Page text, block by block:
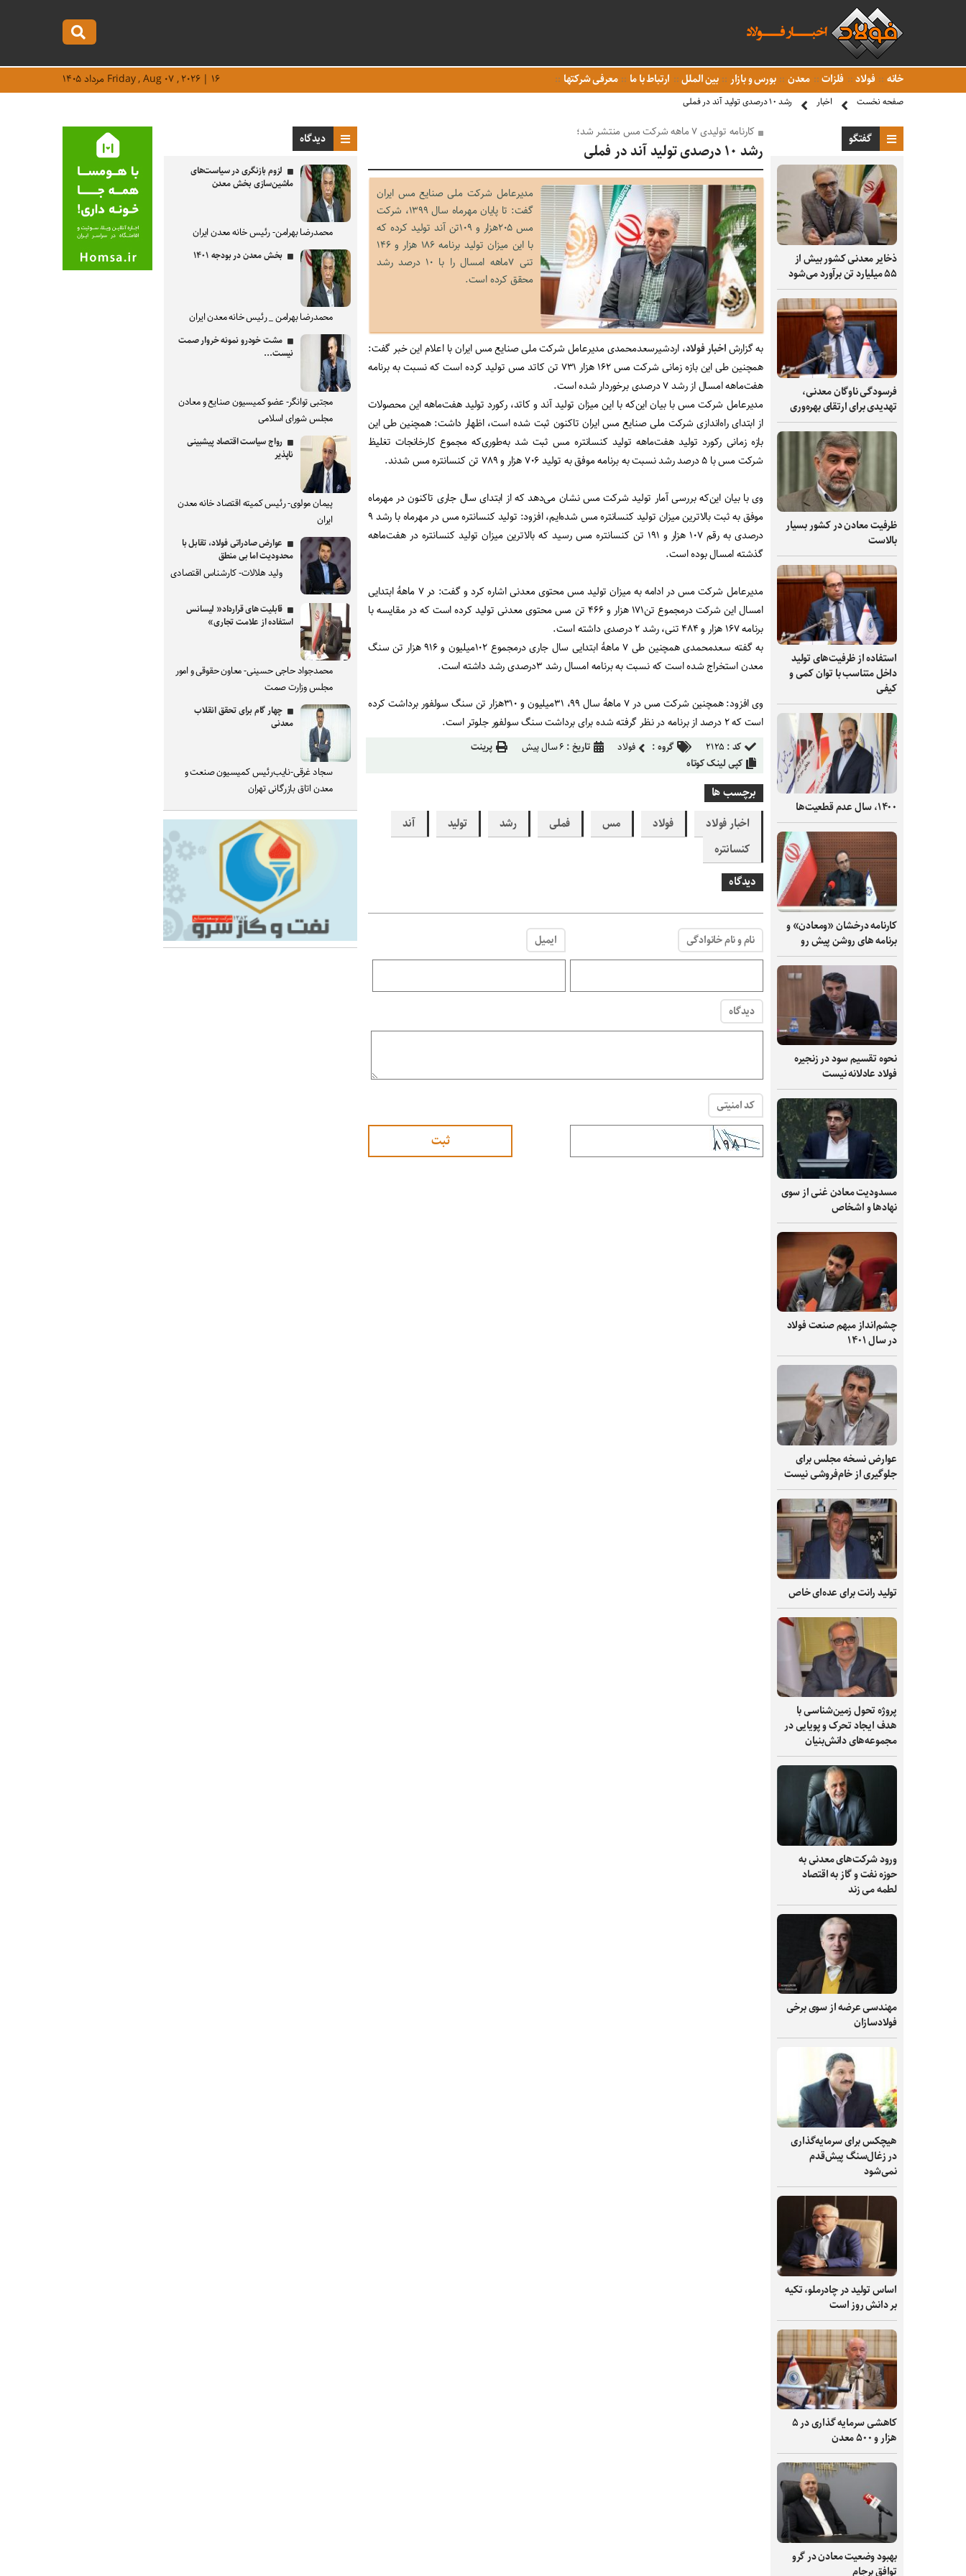
خانه فولاد فلزات معدن بورس و بازار بین الملل ارتباط با ما معرفی شرکتها Friday , Aug ۰۷ , ۲۰۲۶ | ۱۶ مرداد ۱۴۰۵
صفحه نخست اخبار رشد ۱۰ درصدی تولید آند در فملی
گفتگو
ذخایر معدنی کشور بیش از
۵۵ میلیارد تن برآورد می‌شود
فرسودگی ناوگان معدنی،
تهدیدی برای ارتقای بهره‌وری
ظرفیت‌ معادن در کشور بسیار
بالاست
استفاده از ظرفیت‌های تولید
داخل متناسب با توان کمی و
کیفی
۱۴۰۰، سال عدم قطعیت‌ها
کارنامه درخشان «ومعادن» و
برنامه های روشن پیش رو
نحوه تقسیم سود در زنجیره
فولاد عادلانه نیست
مسدودیت معادن غنی از سوی
نهادها و اشخاص
چشم‌انداز مبهم صنعت فولاد
در سال ۱۴۰۱
عوارض نسخه مجلس برای
جلوگیری از خام‌فروشی نیست
تولید رانت برای عده‌ای خاص
پروژه تحول زمین‌شناسی با
هدف ایجاد تحرک و پویایی در
مجموعه‌های دانش‌بنیان
ورود شرکت‌های معدنی به
حوزه نفت و گاز به اقتصاد
لطمه می زند
مهندسی عرضه از سوی برخی
فولادسازان
هیچکس برای سرمایه‌گذاری
در زغال‌سنگ پیش‌قدم
نمی‌شود
اساس تولید در چادرملو، تکیه
بر دانش‌ روز است
کاهشی سرمایه گذاری در ۵
هزار و ۵۰۰ معدن
بهبود وضعیت معادن در گرو
توافق برجام
کارنامه تولیدی ۷ ماهه شرکت مس منتشر شد؛
رشد ۱۰ درصدی تولید آند در فملی
مدیرعامل شرکت ملی صنایع مس ایران
گفت: تا پایان مهرماه سال ۱۳۹۹، شرکت
مس ۲۰۵هزار و ۱۰۹تن آند تولید کرده که
با این میزان تولید برنامه ۱۸۶ هزار و ۱۴۶
تنی ۷ماهه امسال را با ١۰ درصد رشد
محقق کرده است.
به گزارشاخبار فولاد، اردشیرسعدمحمدی مدیرعامل شرکت ملی صنایع مس ایران با اعلام این خبر گفت:
همچنین طی این بازه زمانی شرکت مس ۱۶۲ هزار ۷۳۱ تن کاتد مس تولید کرده است که نسبت به برنامه
هفت‌ماهه امسال از رشد ۷ درصدی برخوردار شده است.
مدیرعامل شرکت مس با بیان این‌که با این میزان تولید آند و کاتد، رکورد تولید هفت‌ماهه این محصولات
از ابتدای راه‌اندازی شرکت ملی صنایع مس ایران تاکنون ثبت شده است، اظهار داشت: همچنین طی این
بازه زمانی رکورد تولید هفت‌ماهه تولید کنسانتره مس ثبت شد به‌طوری‌که مجموع کارخانجات تغلیظ
شرکت مس با ۵ درصد رشد نسبت به برنامه موفق به تولید ۷۰۶ هزار و ۷۸۹ تن کنسانتره مس شدند.
وی با بیان این‌که بررسی آمار تولید شرکت مس نشان می‌دهد که از ابتدای سال جاری تاکنون در مهرماه
موفق به ثبت بالاترین میزان تولید کنسانتره مس شده‌ایم، افزود: تولید کنسانتره مس در مهرماه با رشد ۹
درصدی به رقم ۱۰۷ هزار و ۱۹۱ تن کنسانتره مس رسید که بالاترین میزان تولید کنسانتره در هفت‌ماهه
گذشته امسال بوده است.
مدیرعامل شرکت مس در ادامه به میزان تولید مس محتوی معدنی اشاره کرد و گفت: در ۷ ماهۀ ابتدایی
امسال این شرکت درمجموع تن۱۷۱ هزار و ۴۶۶ تن مس محتوی معدنی تولید کرده است که در مقایسه با
برنامه ۱۶۷ هزار و ۴۸۴ تنی، رشد ۲ درصدی داشته است.
به گفته سعدمحمدی همچنین طی ۷ ماهۀ ابتدایی سال جاری درمجموع ۱۰۲میلیون و ۹۱۶ هزار تن سنگ
معدن استخراج شده است که نسبت به برنامه امسال رشد ۳درصدی رشد داشته است.
وی افزود: همچنین شرکت مس در ۷ ماهۀ سال ۹۹، ۳۱میلیون و ۳۱۰هزار تن سنگ سولفور برداشت کرده
است که ۲ درصد از برنامه در نظر گرفته شده برای برداشت سنگ سولفور جلوتر است.
کد : ۲۱۲۵ گروه : فولاد تاریخ : ۶ سال پیش
پرینت
کپی لینک کوتاه
برچسب ها
اخبار فولاد
فولاد مس فملی رشد تولید
آند
کنسانتره
دیدگاه
نام و نام خانوادگی ایمیل
دیدگاه
کد امنیتی
دیدگاه
لزوم بازنگری در سیاست‌های
ماشین‌سازی بخش معدن
محمدرضا بهرامن- رئیس خانه معدن ایران
بخش معدن در بودجه ۱۴۰۱
محمدرضا بهرامن _ رئیس خانه معدن ایران
مشت خودرو نمونه خروار صمت
نیست...
مجتبی توانگر- عضو کمیسیون صنایع و معادن
مجلس شورای اسلامی
رواج سیاست اقتصاد پیشبینی
ناپذیر
پیمان مولوی- رئیس کمیته اقتصاد خانه معدن
ایران
عوارض صادراتی فولاد، تقابل با
محدودیت اما بی منطق
ولید هلالات- کارشناس اقتصادی
قابلیت های قرارداد« لیسانس
استفاده از علامت تجاری»
محمدجواد حاجی حسینی- معاون حقوقی و امور
مجلس وزارت صمت
چهار گام برای تحقق انقلاب
معدنی
سجاد غرقی-نایب‌رئیس کمیسیون صنعت و
معدن اتاق بازرگانی تهران